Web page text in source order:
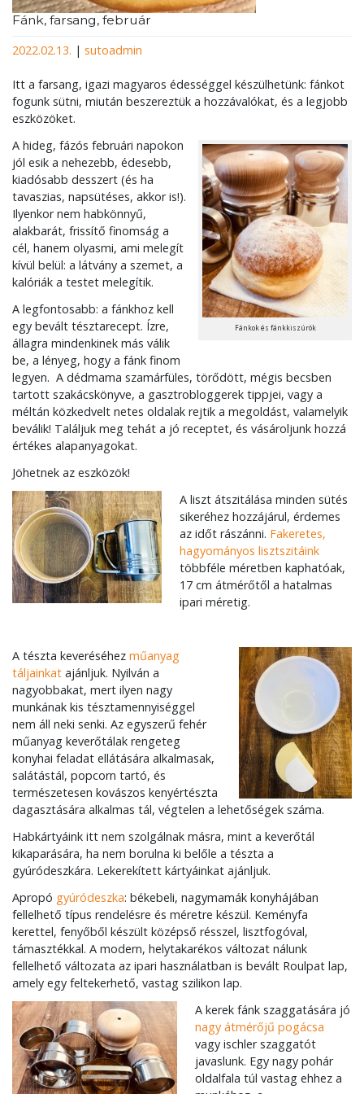
Fánk, farsang, február
2022.02.13. | sutoadmin
Itt a farsang, igazi magyaros édességgel készülhetünk: fánkot
fogunk sütni, miután beszereztük a hozzávalókat, és a legjobb
eszközöket.
Fánkok és fánkkiszúrók
A hideg, fázós februári napokon
jól esik a nehezebb, édesebb,
kiadósabb desszert (és ha
tavaszias, napsütéses, akkor is!).
Ilyenkor nem habkönnyű,
alakbarát, frissítő finomság a
cél, hanem olyasmi, ami melegít
kívül belül: a látvány a szemet, a
kalóriák a testet melegítik.
A legfontosabb: a fánkhoz kell
egy bevált tésztarecept. Ízre,
állagra mindenkinek más válik
be, a lényeg, hogy a fánk finom
legyen. A dédmama szamárfüles, törődött, mégis becsben
tartott szakácskönyve, a gasztrobloggerek tippjei, vagy a
méltán közkedvelt netes oldalak rejtik a megoldást, valamelyik
beválik! Találjuk meg tehát a jó receptet, és vásároljunk hozzá
értékes alapanyagokat.
Jöhetnek az eszközök!
A liszt átszitálása minden sütés
sikeréhez hozzájárul, érdemes
az időt rászánni. Fakeretes,
hagyományos lisztszitáink
többféle méretben kaphatóak,
17 cm átmérőtől a hatalmas
ipari méretig.
A tészta keveréséhez műanyag
táljainkat ajánljuk. Nyilván a
nagyobbakat, mert ilyen nagy
munkának kis tésztamennyiséggel
nem áll neki senki. Az egyszerű fehér
műanyag keverőtálak rengeteg
konyhai feladat ellátására alkalmasak,
salátástál, popcorn tartó, és
természetesen kovászos kenyértészta
dagasztására alkalmas tál, végtelen a lehetőségek száma.
Habkártyáink itt nem szolgálnak másra, mint a keverőtál
kikaparására, ha nem borulna ki belőle a tészta a
gyúródeszkára. Lekerekített kártyáinkat ajánljuk.
Apropó gyúródeszka: békebeli, nagymamák konyhájában
fellelhető típus rendelésre és méretre készül. Keményfa
kerettel, fenyőből készült középső résszel, lisztfogóval,
támasztékkal. A modern, helytakarékos változat nálunk
fellelhető változata az ipari használatban is bevált Roulpat lap,
amely egy feltekerhető, vastag szilikon lap.
A kerek fánk szaggatására jó
nagy átmérőjű pogácsa
vagy ischler szaggatót
javaslunk. Egy nagy pohár
oldalfala túl vastag ehhez a